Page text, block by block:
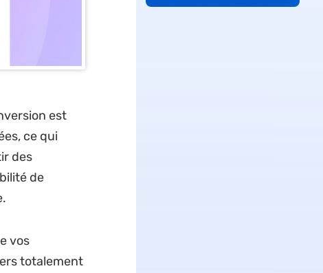
est
ce qui
des
de
vos
totalement